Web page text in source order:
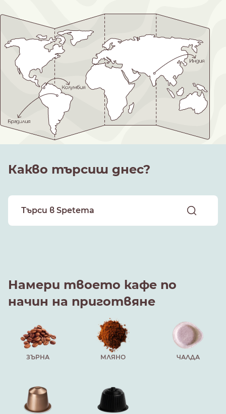
Какво търсиш днес?
Намери твоето кафе по
начин на приготвяне
ЗЪРНА МЛЯНО ЧАЛДА